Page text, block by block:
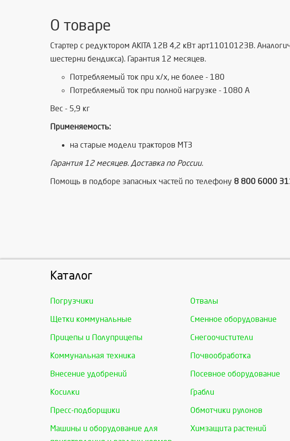
О товаре
Стартер с редуктором AKITA 12В 4,2 кВт арт11010123В.
шестерни бендикса). Гарантия 12 месяцев.
Потребляемый ток при х/х, не более - 180
Потребляемый ток при полной нагрузке - 1080 А
Вес - 5,9 кг
Применяемость:
на старые модели тракторов МТЗ
Гарантия 12 месяцев. Доставка по России.
Помощь в подборе запасных частей по телефону 8 800 6000
Каталог
Погрузчики Отвалы
Щетки коммунальные Сменное оборудование
Прицепы и Полуприцепы Снегоочистители
Коммунальная техника Почвообработка
Внесение удобрений Посевное оборудование
Косилки Грабли
Пресс-подборщики Обмотчики рулонов
Машины и оборудование для
Химзащита растений